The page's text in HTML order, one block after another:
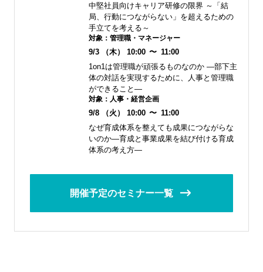
中堅社員向けキャリア研修の限界 ～「結
局、行動につながらない」を超えるための
手立てを考える～
対象： 管理職・マネージャー
9/3 （木） 10:00 〜 11:00
1on1は管理職が頑張るものなのか ―部下主
体の対話を実現するために、人事と管理職
ができること―
対象： 人事・経営企画
9/8 （火） 10:00 〜 11:00
なぜ育成体系を整えても成果につながらな
いのか―育成と事業成果を結び付ける育成
体系の考え方―
開催予定のセミナー一覧